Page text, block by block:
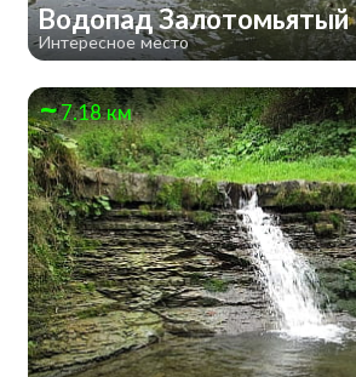
Водопад Залотомьятый
Интересное место
7.18 км